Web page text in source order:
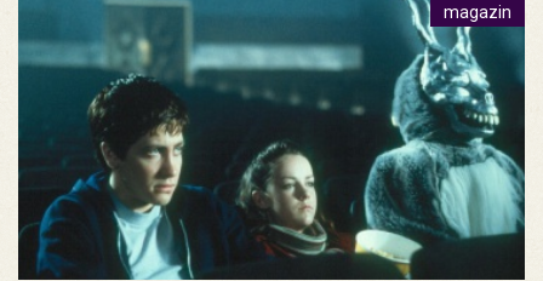
magazin